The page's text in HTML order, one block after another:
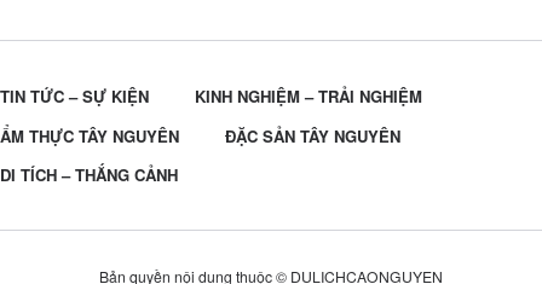
TIN TỨC – SỰ KIỆN
KINH NGHIỆM – TRẢI NGHIỆM
ẨM THỰC TÂY NGUYÊN
ĐẶC SẢN TÂY NGUYÊN
DI TÍCH – THẮNG CẢNH
Bản quyền nội dung thuộc © DULICHCAONGUYEN